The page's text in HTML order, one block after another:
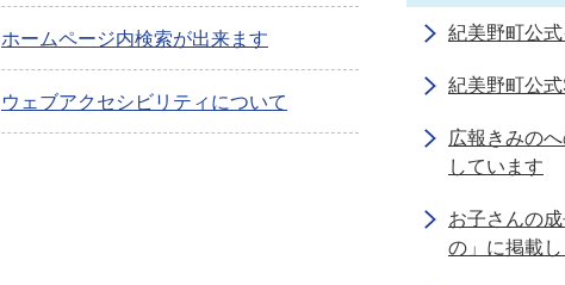
ホームページ内検索が出来ます
ウェブアクセシビリティについて
紀美野町公
紀美野町公
広報きみの
しています
お子さんの
の」に掲載